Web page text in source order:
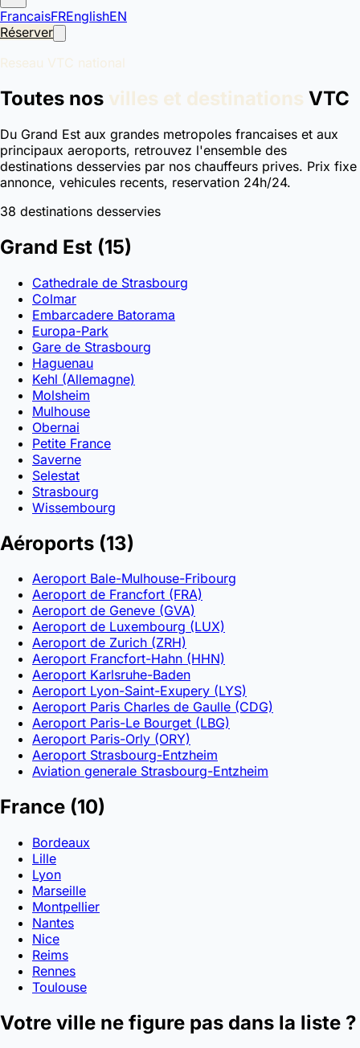
FrancaisFREnglishEN
Réserver
Reseau VTC national
Toutes nos villes et destinations VTC
Du Grand Est aux grandes metropoles francaises et aux
principaux aeroports, retrouvez l'ensemble des
destinations desservies par nos chauffeurs prives. Prix fixe
annonce, vehicules recents, reservation 24h/24.
38 destinations desservies
Grand Est (15)
Cathedrale de Strasbourg
Colmar
Embarcadere Batorama
Europa-Park
Gare de Strasbourg
Haguenau
Kehl (Allemagne)
Molsheim
Mulhouse
Obernai
Petite France
Saverne
Selestat
Strasbourg
Wissembourg
Aéroports (13)
Aeroport Bale-Mulhouse-Fribourg
Aeroport de Francfort (FRA)
Aeroport de Geneve (GVA)
Aeroport de Luxembourg (LUX)
Aeroport de Zurich (ZRH)
Aeroport Francfort-Hahn (HHN)
Aeroport Karlsruhe-Baden
Aeroport Lyon-Saint-Exupery (LYS)
Aeroport Paris Charles de Gaulle (CDG)
Aeroport Paris-Le Bourget (LBG)
Aeroport Paris-Orly (ORY)
Aeroport Strasbourg-Entzheim
Aviation generale Strasbourg-Entzheim
France (10)
Bordeaux
Lille
Lyon
Marseille
Montpellier
Nantes
Nice
Reims
Rennes
Toulouse
Votre ville ne figure pas dans la liste ?